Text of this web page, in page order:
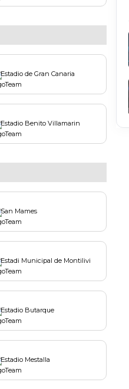
Estadio de Gran Canaria
Estadio Benito Villamarin
San Mames
Estadi Municipal de Montilivi
Estadio Butarque
Estadio Mestalla